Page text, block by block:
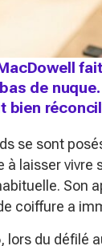
de
bien
se sont
à laisser vivre
Son
coiffure a
lors du défilé